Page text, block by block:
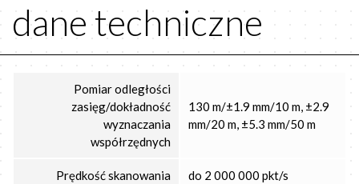
dane techniczne
Pomiar odległości
zasięg/dokładność
wyznaczania
współrzędnych
130 m/±1.9 mm/10 m, ±2.9
mm/20 m, ±5.3 mm/50 m
Prędkość skanowania do 2 000 000 pkt/s